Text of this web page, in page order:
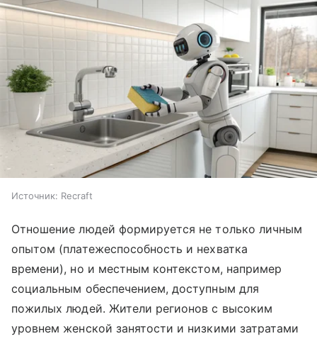
Источник: Recraft
Отношение людей формируется не только личным
опытом (платежеспособность и нехватка
времени), но и местным контекстом, например
социальным обеспечением, доступным для
пожилых людей. Жители регионов с высоким
уровнем женской занятости и низкими затратами